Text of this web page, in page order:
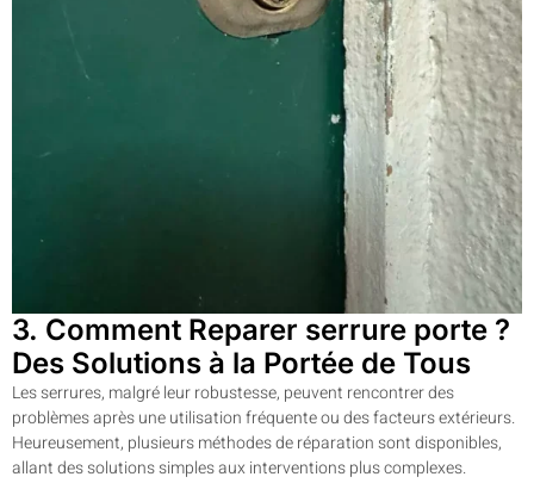
3. Comment Reparer serrure porte ?
Des Solutions à la Portée de Tous
Les serrures, malgré leur robustesse, peuvent rencontrer des
problèmes après une utilisation fréquente ou des facteurs extérieurs.
Heureusement, plusieurs méthodes de réparation sont disponibles,
allant des solutions simples aux interventions plus complexes.